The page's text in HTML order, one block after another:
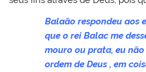
Balaão respondeu aos
que o rei Balac me
mouro ou prata, eu
ordem de Deus , em